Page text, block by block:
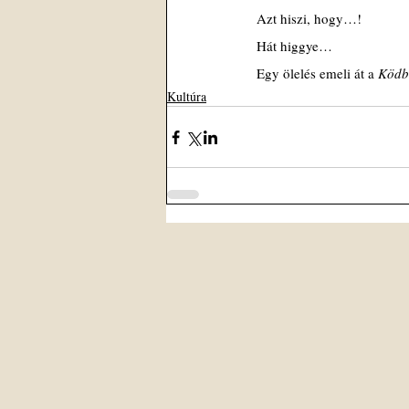
Azt hiszi, hogy…!
Hát higgye…
Egy ölelés emeli át a
Kultúra